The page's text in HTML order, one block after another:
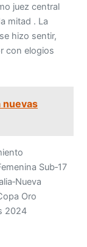
juez central
mitad . La
hizo sentir,
con elogios
nuevas
Sub‑17
Oro
2024